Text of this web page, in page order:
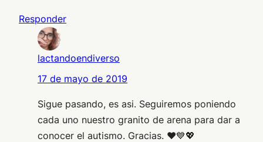
Responder
lactandoendiverso
17 de mayo de 2019
Sigue pasando, es asi. Seguiremos poniendo
cada uno nuestro granito de arena para dar a
conocer el autismo. Gracias. ❤💙💖